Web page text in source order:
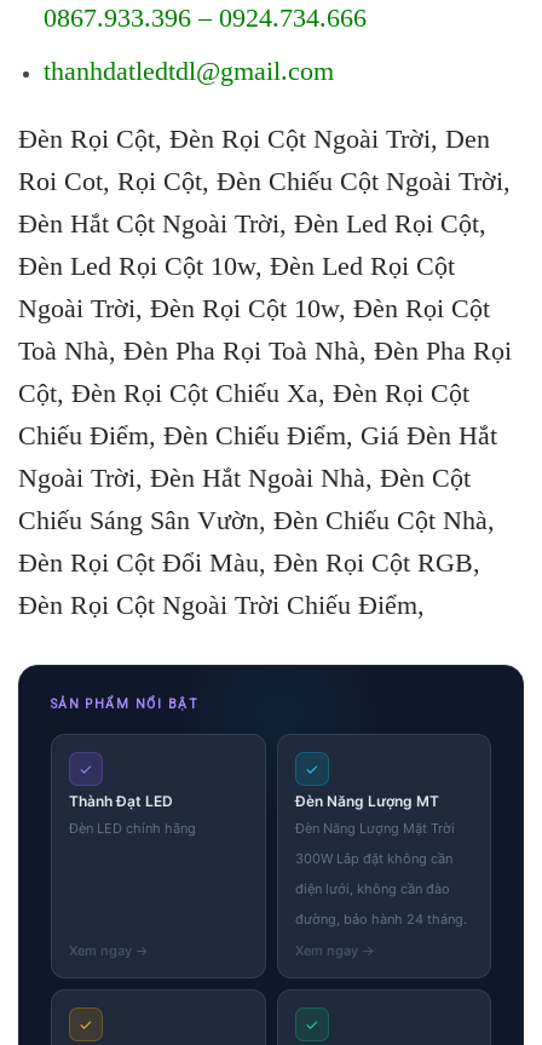
0867.933.396 – 0924.734.666
thanhdatledtdl@gmail.com
Đèn Rọi Cột, Đèn Rọi Cột Ngoài Trời, Den
Roi Cot, Rọi Cột, Đèn Chiếu Cột Ngoài Trời,
Đèn Hắt Cột Ngoài Trời, Đèn Led Rọi Cột,
Đèn Led Rọi Cột 10w, Đèn Led Rọi Cột
Ngoài Trời, Đèn Rọi Cột 10w, Đèn Rọi Cột
Toà Nhà, Đèn Pha Rọi Toà Nhà, Đèn Pha Rọi
Cột, Đèn Rọi Cột Chiếu Xa, Đèn Rọi Cột
Chiếu Điểm, Đèn Chiếu Điểm, Giá Đèn Hắt
Ngoài Trời, Đèn Hắt Ngoài Nhà, Đèn Cột
Chiếu Sáng Sân Vườn, Đèn Chiếu Cột Nhà,
Đèn Rọi Cột Đổi Màu, Đèn Rọi Cột RGB,
Đèn Rọi Cột Ngoài Trời Chiếu Điểm,
SẢN PHẨM NỔI BẬT
✓
Thành Đạt LED
Đèn LED chính hãng
✓
Đèn Năng Lượng MT
Đèn Năng Lượng Mặt Trời
300W Lắp đặt không cần
điện lưới, không cần đào
đường, bảo hành 24 tháng.
✓ ✓